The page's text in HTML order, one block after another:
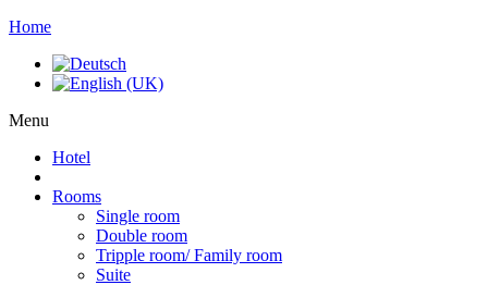
Home
Menu
Hotel
Rooms
Single room
Double room
Tripple room/ Family room
Suite